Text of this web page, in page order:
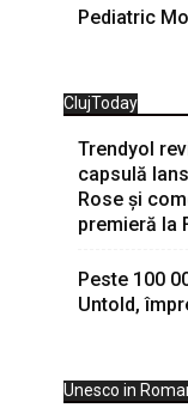
Pediatric
ClujToday
Trendyol
capsulă
Rose și
premieră la
Peste 100
Untold,
Unesco in